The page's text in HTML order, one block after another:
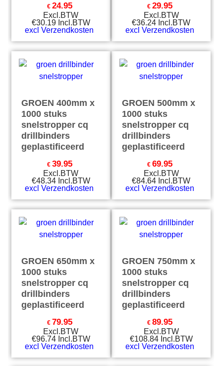
€ 24.95
Excl.BTW
€30.19 Incl.BTW
excl Verzendkosten
€ 29.95
Excl.BTW
€36.24 Incl.BTW
excl Verzendkosten
GROEN 400mm x
1000 stuks
snelstropper cq
drillbinders
geplastificeerd
€ 39.95
Excl.BTW
€48.34 Incl.BTW
excl Verzendkosten
GROEN 500mm x
1000 stuks
snelstropper cq
drillbinders
geplastificeerd
€ 69.95
Excl.BTW
€84.64 Incl.BTW
excl Verzendkosten
GROEN 650mm x
1000 stuks
snelstropper cq
drillbinders
geplastificeerd
€ 79.95
Excl.BTW
€96.74 Incl.BTW
excl Verzendkosten
GROEN 750mm x
1000 stuks
snelstropper cq
drillbinders
geplastificeerd
€ 89.95
Excl.BTW
€108.84 Incl.BTW
excl Verzendkosten